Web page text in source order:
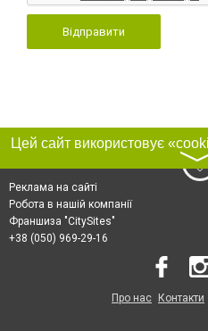
Відправити
Реклама на сайті
Робота в нашій компанії
Франшиза "CitySites"
+38 (050) 969-29-16
Про нас Контакти